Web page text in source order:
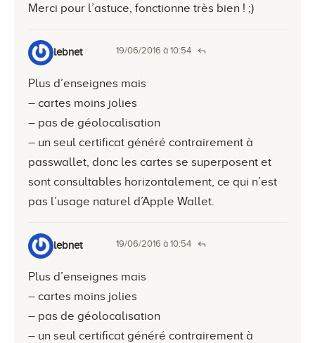
Merci pour l’astuce, fonctionne très bien ! ;)
lebnet 19/06/2016 à 10:54
Plus d’enseignes mais
– cartes moins jolies
– pas de géolocalisation
– un seul certificat généré contrairement à
passwallet, donc les cartes se superposent et
sont consultables horizontalement, ce qui n’est
pas l’usage naturel d’Apple Wallet.
lebnet 19/06/2016 à 10:54
Plus d’enseignes mais
– cartes moins jolies
– pas de géolocalisation
– un seul certificat généré contrairement à